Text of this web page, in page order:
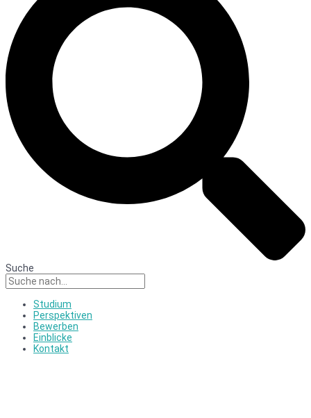
Suche
Studium
Perspektiven
Bewerben
Einblicke
Kontakt